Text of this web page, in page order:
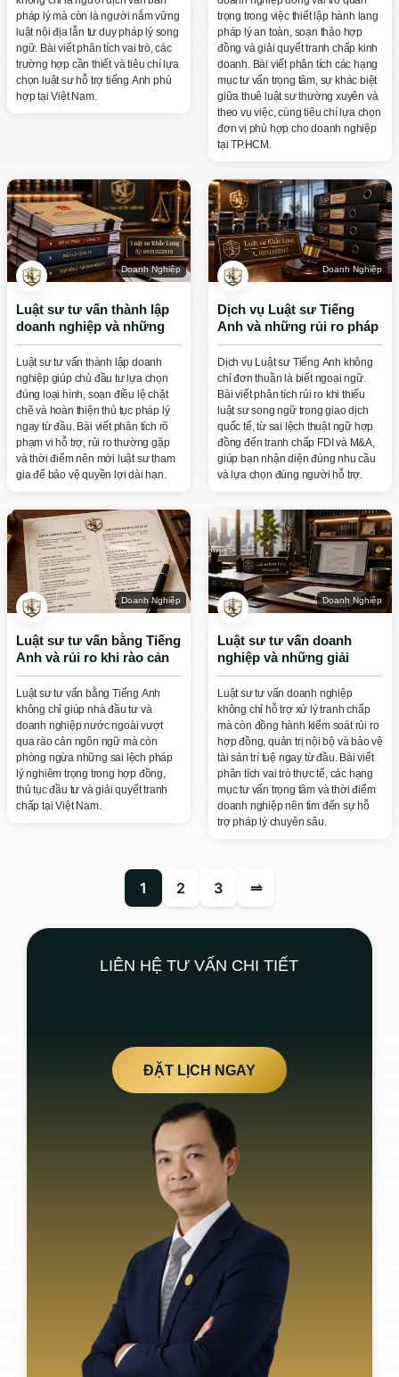
pháp lý mà còn là người nắm vững
luật nội địa lẫn tư duy pháp lý song
ngữ. Bài viết phân tích vai trò, các
trường hợp cần thiết và tiêu chí lựa
chọn luật sư hỗ trợ tiếng Anh phù
hợp tại Việt Nam.
trọng trong việc thiết lập hành lang
pháp lý an toàn, soạn thảo hợp
đồng và giải quyết tranh chấp kinh
doanh. Bài viết phân tích các hạng
mục tư vấn trọng tâm, sự khác biệt
giữa thuê luật sư thường xuyên và
theo vụ việc, cùng tiêu chí lựa chọn
đơn vị phù hợp cho doanh nghiệp
tại TP.HCM.
Doanh Nghiệp
Luật sư tư vấn thành lập
doanh nghiệp và những
lưu ý quan trọng
Luật sư tư vấn thành lập doanh
nghiệp giúp chủ đầu tư lựa chọn
đúng loại hình, soạn điều lệ chặt
chẽ và hoàn thiện thủ tục pháp lý
ngay từ đầu. Bài viết phân tích rõ
phạm vi hỗ trợ, rủi ro thường gặp
và thời điểm nên mời luật sư tham
gia để bảo vệ quyền lợi dài hạn.
Doanh Nghiệp
Dịch vụ Luật sư Tiếng
Anh và những rủi ro pháp
lý cần lưu ý
Dịch vụ Luật sư Tiếng Anh không
chỉ đơn thuần là biết ngoại ngữ.
Bài viết phân tích rủi ro khi thiếu
luật sư song ngữ trong giao dịch
quốc tế, từ sai lệch thuật ngữ hợp
đồng đến tranh chấp FDI và M&A,
giúp bạn nhận diện đúng nhu cầu
và lựa chọn đúng người hỗ trợ.
Doanh Nghiệp
Luật sư tư vấn bằng Tiếng
Anh và rủi ro khi rào cản
ngôn ngữ gây ra
Luật sư tư vấn bằng Tiếng Anh
không chỉ giúp nhà đầu tư và
doanh nghiệp nước ngoài vượt
qua rào cản ngôn ngữ mà còn
phòng ngừa những sai lệch pháp
lý nghiêm trọng trong hợp đồng,
thủ tục đầu tư và giải quyết tranh
chấp tại Việt Nam.
Doanh Nghiệp
Luật sư tư vấn doanh
nghiệp và những giải
pháp pháp lý tối ưu
Luật sư tư vấn doanh nghiệp
không chỉ hỗ trợ xử lý tranh chấp
mà còn đồng hành kiểm soát rủi ro
hợp đồng, quản trị nội bộ và bảo vệ
tài sản trí tuệ ngay từ đầu. Bài viết
phân tích vai trò thực tế, các hạng
mục tư vấn trọng tâm và thời điểm
doanh nghiệp nên tìm đến sự hỗ
trợ pháp lý chuyên sâu.
1 2 3 ⥬
LIÊN HỆ TƯ VẤN CHI TIẾT
ĐẶT LỊCH NGAY